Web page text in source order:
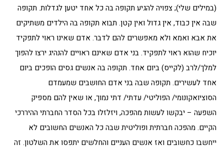
(במילים שלי); צפויה להגיע תקופה בה כל אחד יטען לגדלות. תקופה
שבה אין כבוד, אין גדול ואין קטן. תבוא תקופה בה הילדים משתיקים
את אבא ואמא ולא מאפשרים להם לדבר. אדם שאינו ראוי לתפקיד
יוכיח שהוא ראוי לתפקיד. בני אדם שאינם ראויים להנהיג ירצו להפוך
למלך/לרב (לקייס) ביום אחד. תקופה בה אנשים גסים הופכים ביום
אחד לעשירים. תקופה שבה בני אדם החושבים שמעמדם
הסוציואקונומי/ הפוליטי/ עדתי/ דתי נמוך, או שאין להם מספיק
השפעה – יבקשו לעשות מהפכה, ויזלזלו בכל הסדר החברתי ההיררכי
הקיים. מהפכה חברתית ופוליטית שבה כל האנשים החשובים לא
ייחשבו כחשובים ואז אנשים העניים והחלשים יתפסו את השלטון. זה